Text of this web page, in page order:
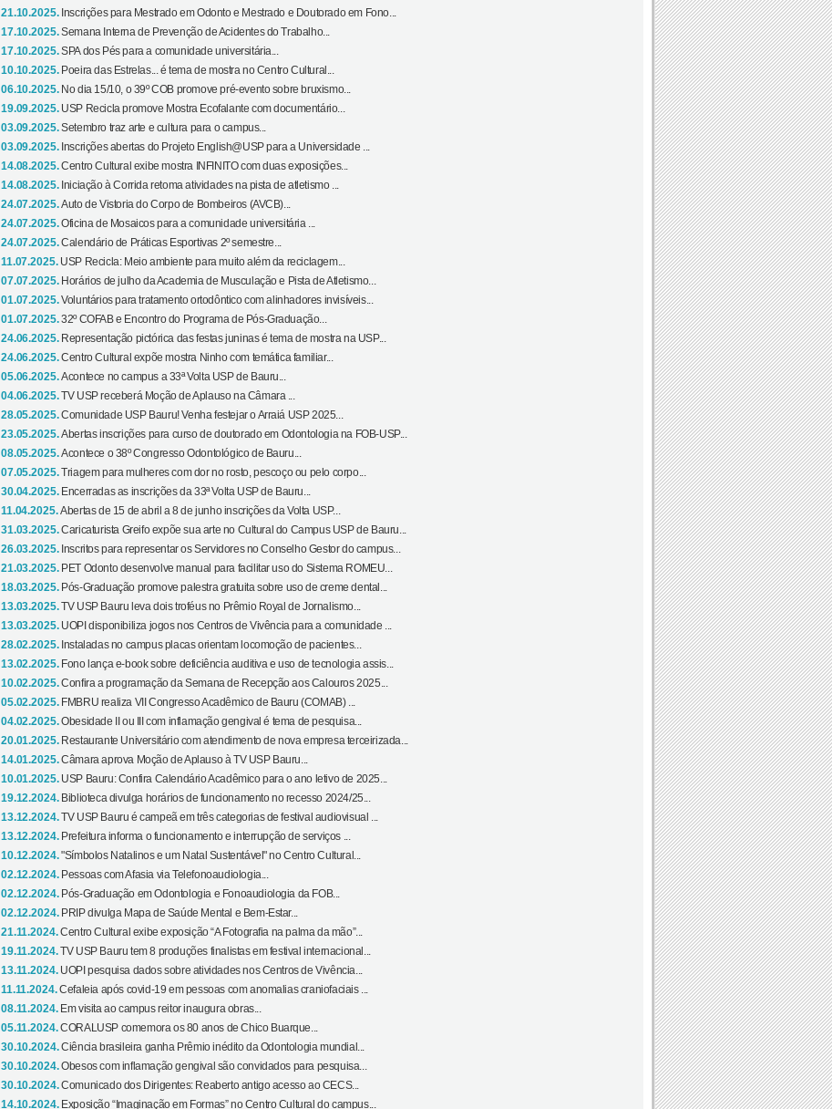
21.10.2025. Inscrições para Mestrado em Odonto e Mestrado e Doutorado em Fono...
17.10.2025.Semana Interna de Prevenção de Acidentes do Trabalho...
17.10.2025.SPA dos Pés para a comunidade universitária...
10.10.2025. Poeira das Estrelas... é tema de mostra no Centro Cultural...
06.10.2025. No dia 15/10, o 39º COB promove pré-evento sobre bruxismo...
19.09.2025. USP Recicla promove Mostra Ecofalante com documentário...
03.09.2025.Setembro traz arte e cultura para o campus...
03.09.2025. Inscrições abertas do Projeto English@USP para a Universidade ...
14.08.2025.Centro Cultural exibe mostra INFINITO com duas exposições...
14.08.2025. Iniciação à Corrida retoma atividades na pista de atletismo ...
24.07.2025.Auto de Vistoria do Corpo de Bombeiros (AVCB)...
24.07.2025.Oficina de Mosaicos para a comunidade universitária ...
24.07.2025.Calendário de Práticas Esportivas 2º semestre...
11.07.2025. USP Recicla: Meio ambiente para muito além da reciclagem...
07.07.2025. Horários de julho da Academia de Musculação e Pista de Atletismo...
01.07.2025.Voluntários para tratamento ortodôntico com alinhadores invisíveis...
01.07.2025.32º COFAB e Encontro do Programa de Pós-Graduação...
24.06.2025. Representação pictórica das festas juninas é tema de mostra na USP...
24.06.2025.Centro Cultural expõe mostra Ninho com temática familiar...
05.06.2025.Acontece no campus a 33ª Volta USP de Bauru...
04.06.2025.TV USP receberá Moção de Aplauso na Câmara ...
28.05.2025.Comunidade USP Bauru! Venha festejar o Arraiá USP 2025...
23.05.2025.Abertas inscrições para curso de doutorado em Odontologia na FOB-USP...
08.05.2025.Acontece o 38º Congresso Odontológico de Bauru...
07.05.2025.Triagem para mulheres com dor no rosto, pescoço ou pelo corpo...
30.04.2025. Encerradas as inscrições da 33ª Volta USP de Bauru...
11.04.2025.Abertas de 15 de abril a 8 de junho inscrições da Volta USP...
31.03.2025.Caricaturista Greifo expõe sua arte no Cultural do Campus USP de Bauru...
26.03.2025. Inscritos para representar os Servidores no Conselho Gestor do campus...
21.03.2025. PET Odonto desenvolve manual para facilitar uso do Sistema ROMEU...
18.03.2025. Pós-Graduação promove palestra gratuita sobre uso de creme dental...
13.03.2025.TV USP Bauru leva dois troféus no Prêmio Royal de Jornalismo...
13.03.2025. UOPI disponibiliza jogos nos Centros de Vivência para a comunidade ...
28.02.2025. Instaladas no campus placas orientam locomoção de pacientes...
13.02.2025. Fono lança e-book sobre deficiência auditiva e uso de tecnologia assis...
10.02.2025.Confira a programação da Semana de Recepção aos Calouros 2025...
05.02.2025. FMBRU realiza VII Congresso Acadêmico de Bauru (COMAB) ...
04.02.2025.Obesidade II ou III com inflamação gengival é tema de pesquisa...
20.01.2025. Restaurante Universitário com atendimento de nova empresa terceirizada...
14.01.2025.Câmara aprova Moção de Aplauso à TV USP Bauru...
10.01.2025. USP Bauru: Confira Calendário Acadêmico para o ano letivo de 2025...
19.12.2024. Biblioteca divulga horários de funcionamento no recesso 2024/25...
13.12.2024.TV USP Bauru é campeã em três categorias de festival audiovisual ...
13.12.2024. Prefeitura informa o funcionamento e interrupção de serviços ...
10.12.2024."Símbolos Natalinos e um Natal Sustentável" no Centro Cultural...
02.12.2024. Pessoas com Afasia via Telefonoaudiologia...
02.12.2024. Pós-Graduação em Odontologia e Fonoaudiologia da FOB...
02.12.2024. PRIP divulga Mapa de Saúde Mental e Bem-Estar...
21.11.2024.Centro Cultural exibe exposição “A Fotografia na palma da mão”...
19.11.2024.TV USP Bauru tem 8 produções finalistas em festival internacional...
13.11.2024. UOPI pesquisa dados sobre atividades nos Centros de Vivência...
11.11.2024.Cefaleia após covid-19 em pessoas com anomalias craniofaciais ...
08.11.2024. Em visita ao campus reitor inaugura obras...
05.11.2024.CORALUSP comemora os 80 anos de Chico Buarque...
30.10.2024.Ciência brasileira ganha Prêmio inédito da Odontologia mundial...
30.10.2024.Obesos com inflamação gengival são convidados para pesquisa...
30.10.2024.Comunicado dos Dirigentes: Reaberto antigo acesso ao CECS...
14.10.2024. Exposição “Imaginação em Formas” no Centro Cultural do campus...